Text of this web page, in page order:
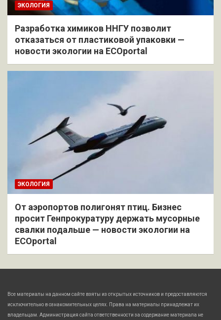
ЭКОЛОГИЯ
Разработка химиков ННГУ позволит
отказаться от пластиковой упаковки —
новости экологии на ECOportal
ЭКОЛОГИЯ
От аэропортов полигонят птиц. Бизнес
просит Генпрокуратуру держать мусорные
свалки подальше — новости экологии на
ECOportal
Все материалы на данном сайте взяты из открытых источников и предоставляются
исключительно в ознакомительных целях. Права на материалы принадлежат их
владельцам. Администрация сайта ответственности за содержание материала не